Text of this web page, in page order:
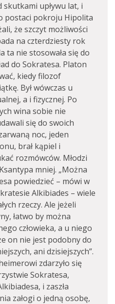
upływu lat, i
postaci pokroju Hipolita
że szczyt możliwości
na czterdziesty rok
ta nie stosowała się do
do Sokratesa. Platon
kiedy filozof
Był wówczas u
a i fizycznej. Po
wina sobie nie
się do swoich
noc, jeden
brał kąpiel i
rozmówców. Młodzi
mniej. „Można
powiedzieć – mówi w
Alkibiades – wiele
rzeczy. Ale jeżeli
łatwo by można
człowieka, a u niego
on nie jest podobny do
ani dzisiejszych”.
zdarzyło się
Sokratesa,
i zaszła
załogi o jedną osobę,